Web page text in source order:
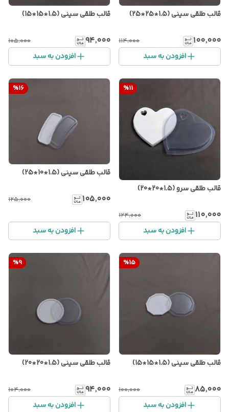
قالب طلقی سینی (1.5*25*25)
۱۰۰٬۰۰۰ ۱۱۴٬۰۰۰
افزودن به سبد
قالب طلقی سینی (1.5*15*15)
۹۴٬۰۰۰ ۱۰۵٬۰۰۰
افزودن به سبد
%11
قالب طلقی سرو (1.5*20*20)
۱۱۰٬۰۰۰ ۱۲۴٬۰۰۰
افزودن به سبد
%16
قالب طلقی سینی (1.5*10*25)
۱۰۵٬۰۰۰ ۱۲۵٬۰۰۰
افزودن به سبد
%15
قالب طلقی سینی (1.5*15*15)
۸۵٬۰۰۰ ۱۰۰٬۰۰۰
افزودن به سبد
%9
قالب طلقی سینی (1.5*20*20)
۹۴٬۰۰۰ ۱۰۴٬۰۰۰
افزودن به سبد